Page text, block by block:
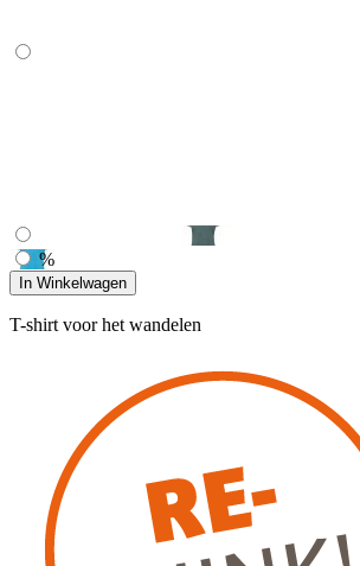
%
In Winkelwagen
T-shirt voor het wandelen